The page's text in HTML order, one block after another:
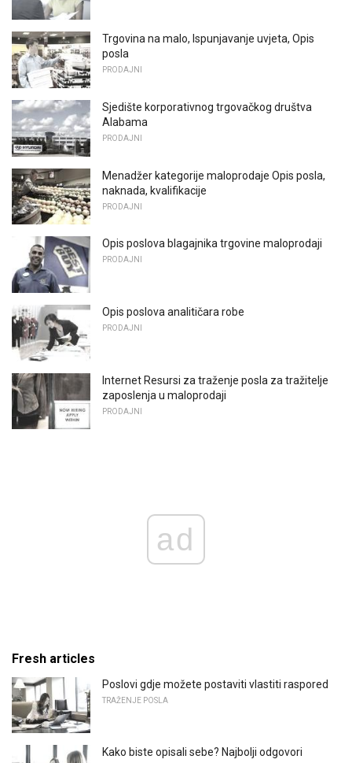
Trgovina na malo, Ispunjavanje uvjeta, Opis
posla
PRODAJNI
Sjedište korporativnog trgovačkog društva
Alabama
PRODAJNI
Menadžer kategorije maloprodaje Opis posla,
naknada, kvalifikacije
PRODAJNI
Opis poslova blagajnika trgovine maloprodaji
PRODAJNI
Opis poslova analitičara robe
PRODAJNI
Internet Resursi za traženje posla za tražitelje
zaposlenja u maloprodaji
PRODAJNI
ad
Fresh articles
Poslovi gdje možete postaviti vlastiti raspored
TRAŽENJE POSLA
Kako biste opisali sebe? Najbolji odgovori